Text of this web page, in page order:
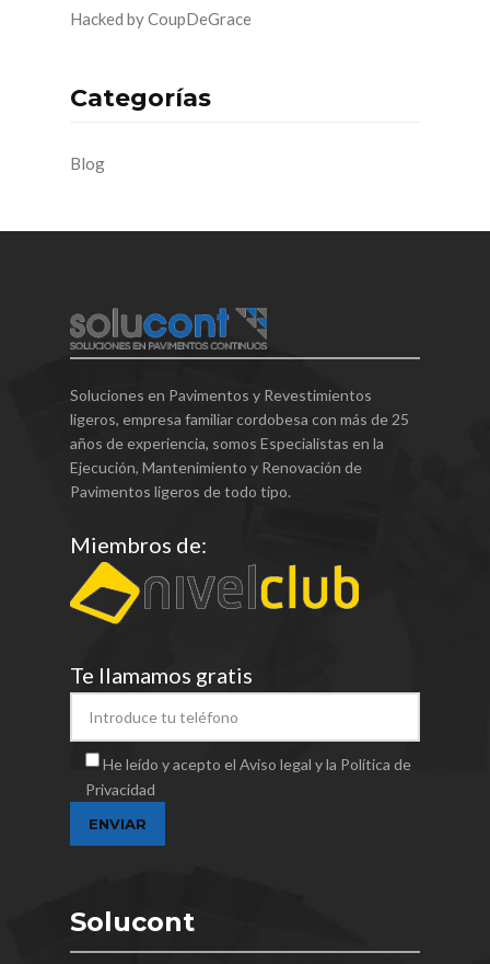
Hacked by CoupDeGrace
Categorías
Blog
Soluciones en Pavimentos y Revestimientos
ligeros, empresa familiar cordobesa con más de 25
años de experiencia, somos Especialistas en la
Ejecución, Mantenimiento y Renovación de
Pavimentos ligeros de todo tipo.
Miembros de:
Te llamamos gratis
He leído y acepto el Aviso legal y la Política de
Privacidad
Solucont